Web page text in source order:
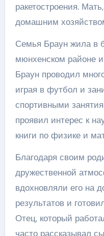
ракетостроения.
домашним
Семья Браун жила в
мюнхенском районе
Браун проводил
играя в футбол и
спортивными
проявил интерес к
книги по физике и
Благодаря своим
дружественной
вдохновляли его на
результатов и
Отец, который
часто рассказывал